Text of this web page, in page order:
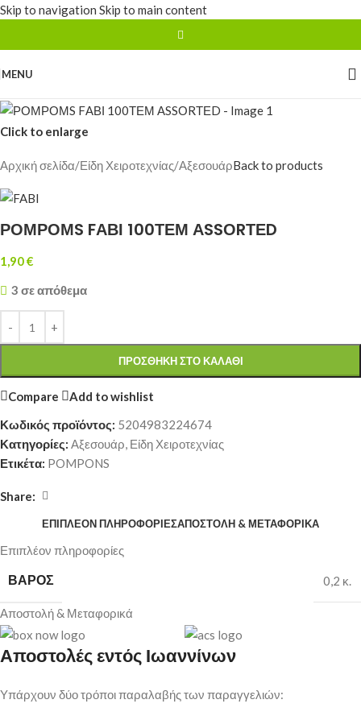
Skip to navigation Skip to main content
MENU
Click to enlarge
Αρχική σελίδα/Είδη Χειροτεχνίας/ΑξεσουάρBack to products
ΡΟΜΡΟΜS FΑΒΙ 100ΤΕΜ ΑSSΟRΤΕD
1,90€
3 σε απόθεμα
ΠΡΟΣΘΉΚΗ ΣΤΟ ΚΑΛΆΘΙ
Compare
Add to wishlist
Κωδικός προϊόντος: 5204983224674
Κατηγορίες: Αξεσουάρ, Είδη Χειροτεχνίας
Ετικέτα: POMPONS
Share:
ΕΠΙΠΛΈΟΝ ΠΛΗΡΟΦΟΡΊΕΣΑΠΟΣΤΟΛΉ & ΜΕΤΑΦΟΡΙΚΆ
Επιπλέον πληροφορίες
ΒΆΡΟΣ 0,2 κ.
Αποστολή & Μεταφορικά
Αποστολές εντός Ιωαννίνων
Υπάρχουν δύο τρόποι παραλαβής των παραγγελιών: